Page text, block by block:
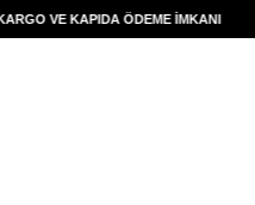
VE KAPIDA ÖDEME İMKANI